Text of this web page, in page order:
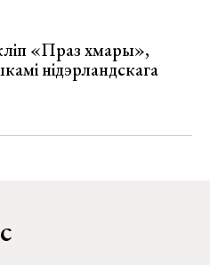
«Праз хмары»,
нідэрландскага